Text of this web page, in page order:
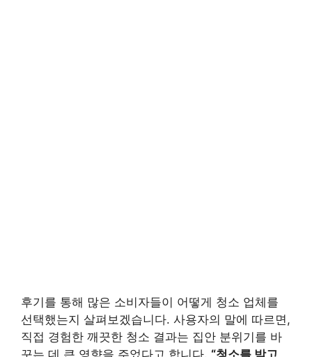
후기를 통해 많은 소비자들이 어떻게 청소 업체를
선택했는지 살펴보겠습니다. 사용자의 말에 따르면,
직접 경험한 깨끗한 청소 결과는 집안 분위기를 바